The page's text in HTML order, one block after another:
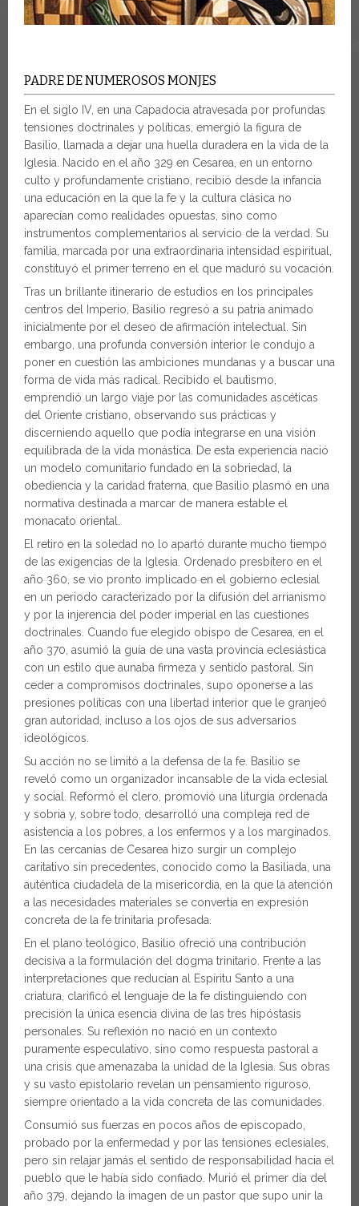
PADRE DE NUMEROSOS MONJES
En el siglo IV, en una Capadocia atravesada por profundas
tensiones doctrinales y políticas, emergió la figura de
Basilio, llamada a dejar una huella duradera en la vida de la
Iglesia. Nacido en el año 329 en Cesarea, en un entorno
culto y profundamente cristiano, recibió desde la infancia
una educación en la que la fe y la cultura clásica no
aparecían como realidades opuestas, sino como
instrumentos complementarios al servicio de la verdad. Su
familia, marcada por una extraordinaria intensidad espiritual,
constituyó el primer terreno en el que maduró su vocación.
Tras un brillante itinerario de estudios en los principales
centros del Imperio, Basilio regresó a su patria animado
inicialmente por el deseo de afirmación intelectual. Sin
embargo, una profunda conversión interior le condujo a
poner en cuestión las ambiciones mundanas y a buscar una
forma de vida más radical. Recibido el bautismo,
emprendió un largo viaje por las comunidades ascéticas
del Oriente cristiano, observando sus prácticas y
discerniendo aquello que podía integrarse en una visión
equilibrada de la vida monástica. De esta experiencia nació
un modelo comunitario fundado en la sobriedad, la
obediencia y la caridad fraterna, que Basilio plasmó en una
normativa destinada a marcar de manera estable el
monacato oriental.
El retiro en la soledad no lo apartó durante mucho tiempo
de las exigencias de la Iglesia. Ordenado presbítero en el
año 360, se vio pronto implicado en el gobierno eclesial
en un periodo caracterizado por la difusión del arrianismo
y por la injerencia del poder imperial en las cuestiones
doctrinales. Cuando fue elegido obispo de Cesarea, en el
año 370, asumió la guía de una vasta provincia eclesiástica
con un estilo que aunaba firmeza y sentido pastoral. Sin
ceder a compromisos doctrinales, supo oponerse a las
presiones políticas con una libertad interior que le granjeó
gran autoridad, incluso a los ojos de sus adversarios
ideológicos.
Su acción no se limitó a la defensa de la fe. Basilio se
reveló como un organizador incansable de la vida eclesial
y social. Reformó el clero, promovió una liturgia ordenada
y sobria y, sobre todo, desarrolló una compleja red de
asistencia a los pobres, a los enfermos y a los marginados.
En las cercanías de Cesarea hizo surgir un complejo
caritativo sin precedentes, conocido como la Basiliada, una
auténtica ciudadela de la misericordia, en la que la atención
a las necesidades materiales se convertía en expresión
concreta de la fe trinitaria profesada.
En el plano teológico, Basilio ofreció una contribución
decisiva a la formulación del dogma trinitario. Frente a las
interpretaciones que reducían al Espíritu Santo a una
criatura, clarificó el lenguaje de la fe distinguiendo con
precisión la única esencia divina de las tres hipóstasis
personales. Su reflexión no nació en un contexto
puramente especulativo, sino como respuesta pastoral a
una crisis que amenazaba la unidad de la Iglesia. Sus obras
y su vasto epistolario revelan un pensamiento riguroso,
siempre orientado a la vida concreta de las comunidades.
Consumió sus fuerzas en pocos años de episcopado,
probado por la enfermedad y por las tensiones eclesiales,
pero sin relajar jamás el sentido de responsabilidad hacia el
pueblo que le había sido confiado. Murió el primer día del
año 379, dejando la imagen de un pastor que supo unir la